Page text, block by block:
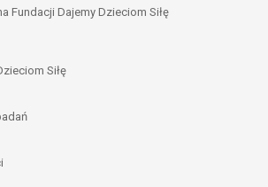
Fundacji Dajemy Dzieciom Siłę
Siłę